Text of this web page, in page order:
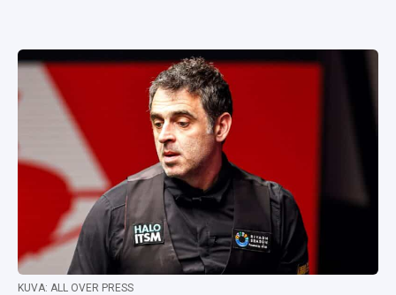
KUVA: ALL OVER PRESS